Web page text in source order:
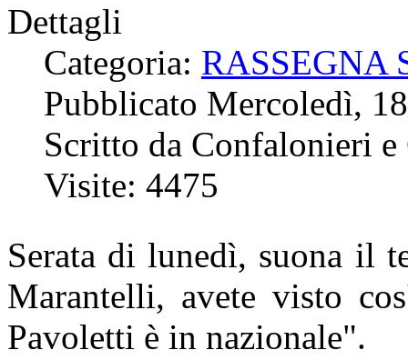
Dettagli
Categoria: RASSEGNA
Pubblicato Mercoledì,
Scritto da Confalonieri
Visite: 4475
Serata di lunedì, suona il
Marantelli, avete visto
Pavoletti è in nazionale".